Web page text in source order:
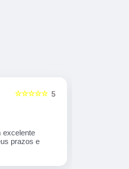
5
☆☆☆☆☆
excelente
prazos e